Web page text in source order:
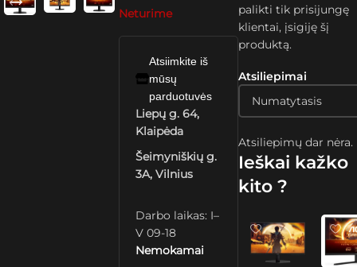
Neturime
Atsiimkite iš
mūsų
parduotuvės
Liepų g. 64,
Klaipėda
Šeimyniškių g.
3A, Vilnius
Darbo laikas: I–
V 09-18
Nemokamai
Atsiliepimai
Atsiliepimų dar nėra.
palikti tik prisijungę
klientai, įsigiję šį
produktą.
Ieškai kažko
kito ?